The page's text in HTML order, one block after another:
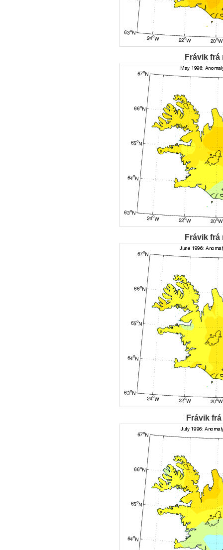
Frávik frá
Frávik frá
Frávik